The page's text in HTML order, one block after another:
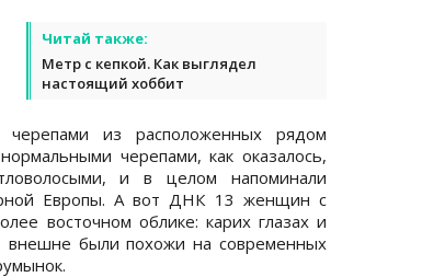
Читай также:
Метр с кепкой. Как выглядел
настоящий хоббит
из расположенных рядом
черепами, как оказалось,
и в целом напоминали
Европы. А вот ДНК 13 женщин с
восточном облике: карих глазах и
внешне были похожи на современных